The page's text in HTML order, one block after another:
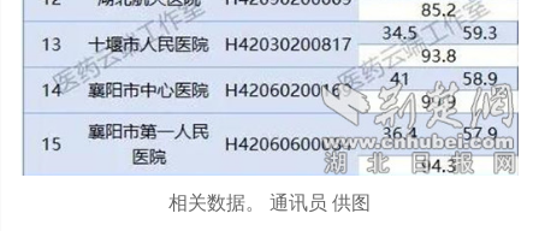
相关数据。 通讯员 供图